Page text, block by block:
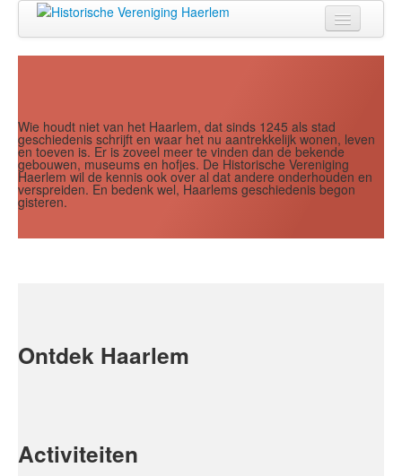
Zien
Lezen
Over ons
Wie houdt niet van het Haarlem, dat sinds 1245 als stad
geschiedenis schrijft en waar het nu aantrekkelijk wonen, leven
en toeven is. Er is zoveel meer te vinden dan de bekende
gebouwen, museums en hofjes. De Historische Vereniging
Haerlem wil de kennis ook over al dat andere onderhouden en
verspreiden. En bedenk wel, Haarlems geschiedenis begon
gisteren.
Ontdek Haarlem
Activiteiten
Jaar Maand Jaar
Maand